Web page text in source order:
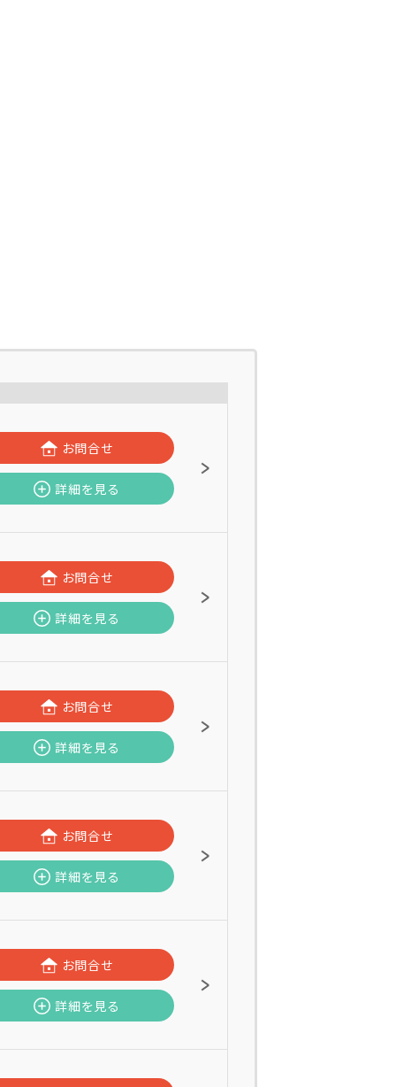
お問合せ
詳細を見る
お問合せ
詳細を見る
お問合せ
詳細を見る
お問合せ
詳細を見る
お問合せ
詳細を見る